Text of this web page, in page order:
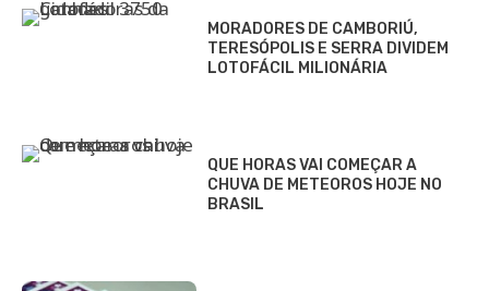
MORADORES DE CAMBORIÚ,
TERESÓPOLIS E SERRA DIVIDEM
LOTOFÁCIL MILIONÁRIA
QUE HORAS VAI COMEÇAR A
CHUVA DE METEOROS HOJE NO
BRASIL